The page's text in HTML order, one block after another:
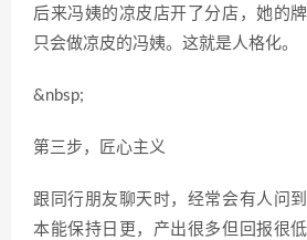
后来冯姨的凉皮店开了分店，她的
只会做凉皮的冯姨。这就是人格化。
&nbsp;
第三步，匠心主义
跟同行朋友聊天时，经常会有人问
本能保持日更，产出很多但回报很